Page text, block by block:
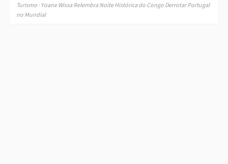
Turismo · Yoane Wissa Relembra Noite Histórica do Congo Derrotar Portugal
no Mundial